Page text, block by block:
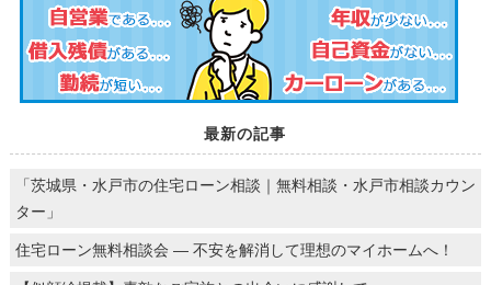
最新の記事
「茨城県・水戸市の住宅ローン相談｜無料相談・水戸市相談カウン
ター」
住宅ローン無料相談会 ― 不安を解消して理想のマイホームへ！